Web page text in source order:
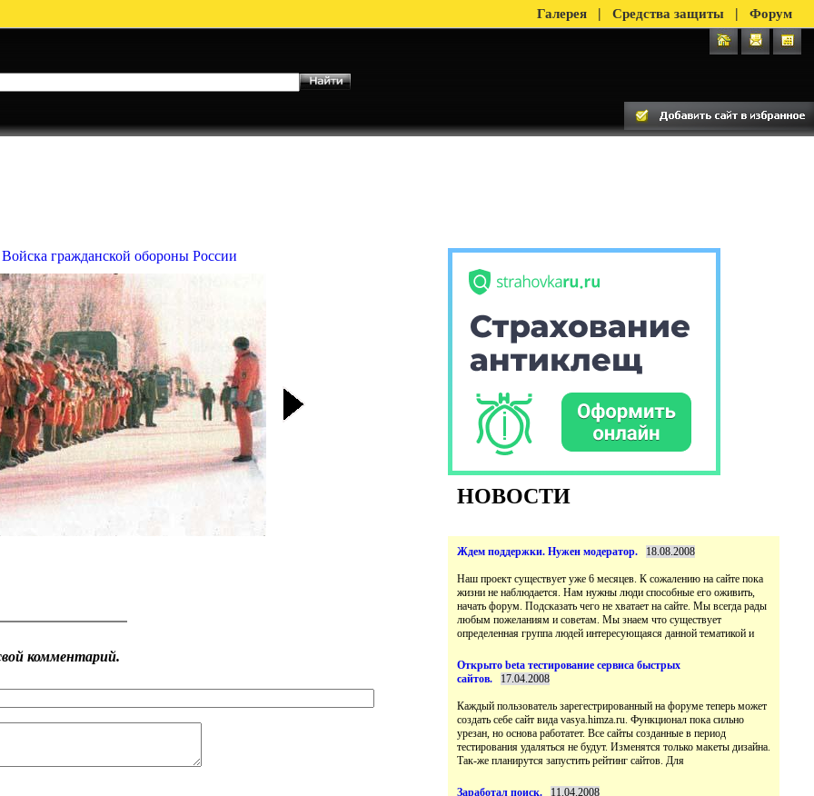
Галерея | Средства защиты | Форум
НОВОСТИ
Наш проект существует уже 6 месяцев. К сожалению на сайте пока
жизни не наблюдается. Нам нужны люди способные его оживить,
начать форум. Подсказать чего не хватает на сайте. Мы всегда рады
любым пожеланиям и советам. Мы знаем что существует
Открыто beta тестирование сервиса быстрых
Каждый пользователь зарегестрированный на форуме теперь может
создать себе сайт вида vasya.himza.ru. Функционал пока сильно
урезан, но основа работатет. Все сайты созданные в период
тестирования удаляться не будут. Изменятся только макеты дизайна.